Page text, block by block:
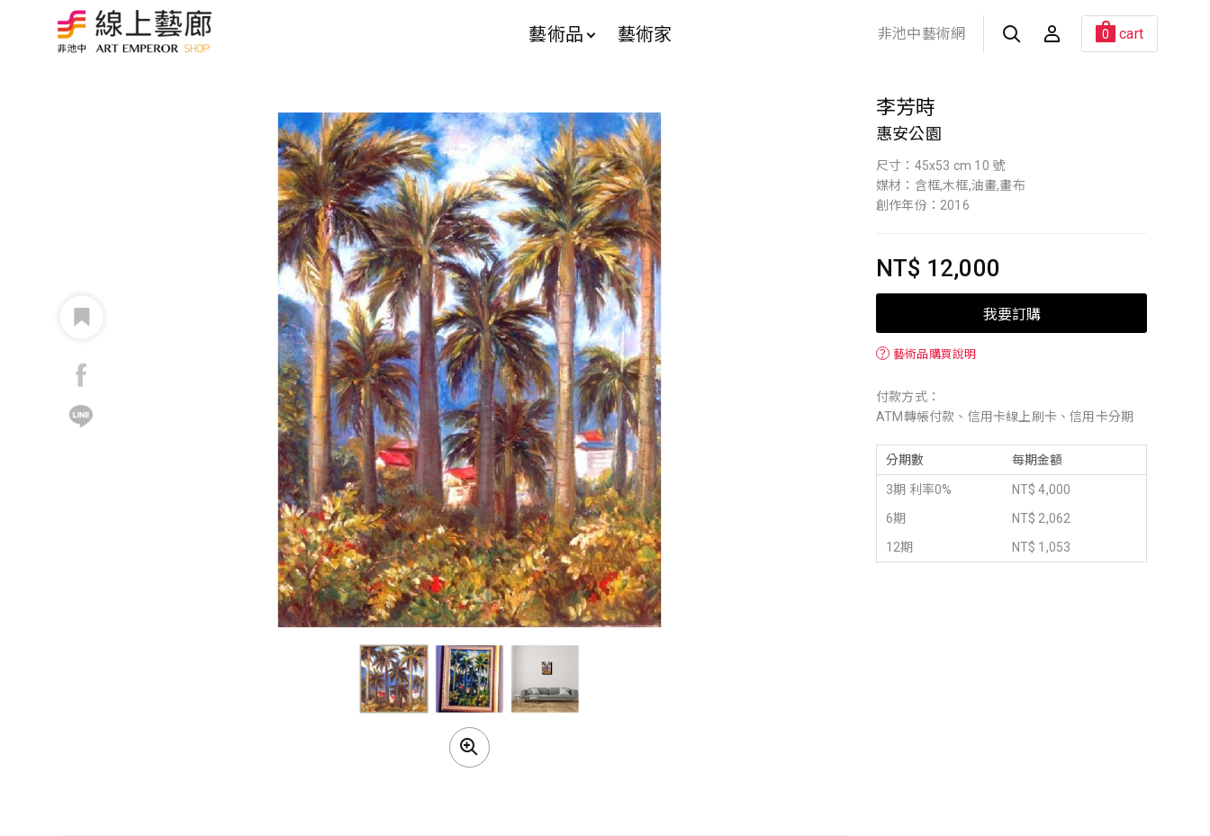
藝術品 藝術家 非池中藝術網 0 cart
李芳時
惠安公園
尺寸：45x53 cm 10 號
媒材：含框,木框,油畫,畫布
創作年份：2016
NT$ 12,000
我要訂購
？ 藝術品購買說明
付款方式：
ATM轉帳付款、信用卡線上刷卡、信用卡分期
分期數 每期金額
3期 利率0%
NT$ 4,000
6期
NT$ 2,062
12期
NT$ 1,053